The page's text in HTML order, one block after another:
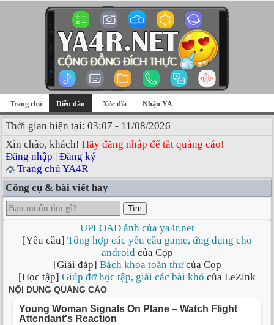
Trang chủ Diễn đàn Xóc đĩa Nhận YA
Thời gian hiện tại: 03:07 - 11/08/2026
Xin chào, khách! Hãy đăng nhập để tắt quảng cáo!
Đăng nhập | Đăng ký
Trang chủ YA4R
Công cụ & bài viết hay
Tìm
UPLOAD ảnh của ya4r.net
[Yêu cầu] Tổng hợp các yêu cầu game, ứng dụng cho
androidcủa Cọp
[Giải đáp] Bách khoa toàn thưcủa Cọp
[Học tập] Giúp đỡ học tập, giải các bài khó của LeZink